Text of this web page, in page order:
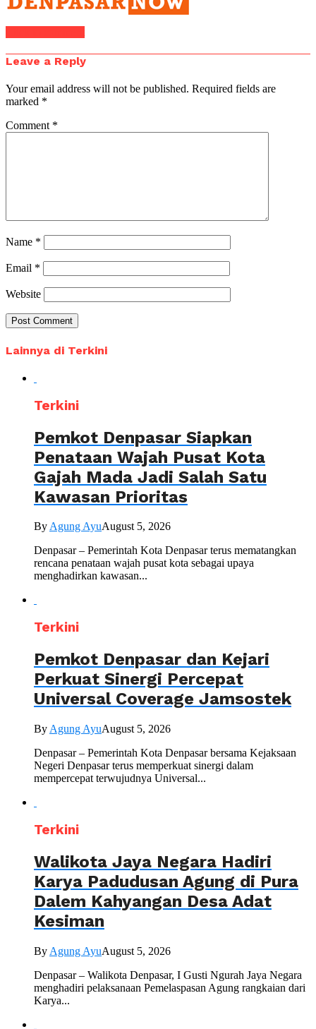
Leave a Reply
Your email address will not be published. Required fields are
marked *
Comment *
Name *
Email *
Website
Lainnya di Terkini
Terkini
Pemkot Denpasar Siapkan
Penataan Wajah Pusat Kota
Gajah Mada Jadi Salah Satu
Kawasan Prioritas
ByAgung AyuAugust 5, 2026
Denpasar – Pemerintah Kota Denpasar terus mematangkan
rencana penataan wajah pusat kota sebagai upaya
menghadirkan kawasan...
Terkini
Pemkot Denpasar dan Kejari
Perkuat Sinergi Percepat
Universal Coverage Jamsostek
By Agung AyuAugust 5, 2026
Denpasar – Pemerintah Kota Denpasar bersama Kejaksaan
Negeri Denpasar terus memperkuat sinergi dalam
mempercepat terwujudnya Universal...
Terkini
Walikota Jaya Negara Hadiri
Karya Padudusan Agung di Pura
Dalem Kahyangan Desa Adat
Kesiman
By Agung AyuAugust 5, 2026
Denpasar – Walikota Denpasar, I Gusti Ngurah Jaya Negara
menghadiri pelaksanaan Pemelaspasan Agung rangkaian dari
Karya...